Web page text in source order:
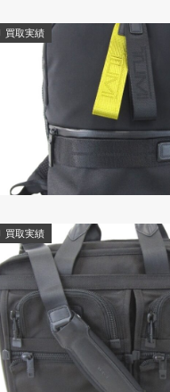
買取実績
買取実績